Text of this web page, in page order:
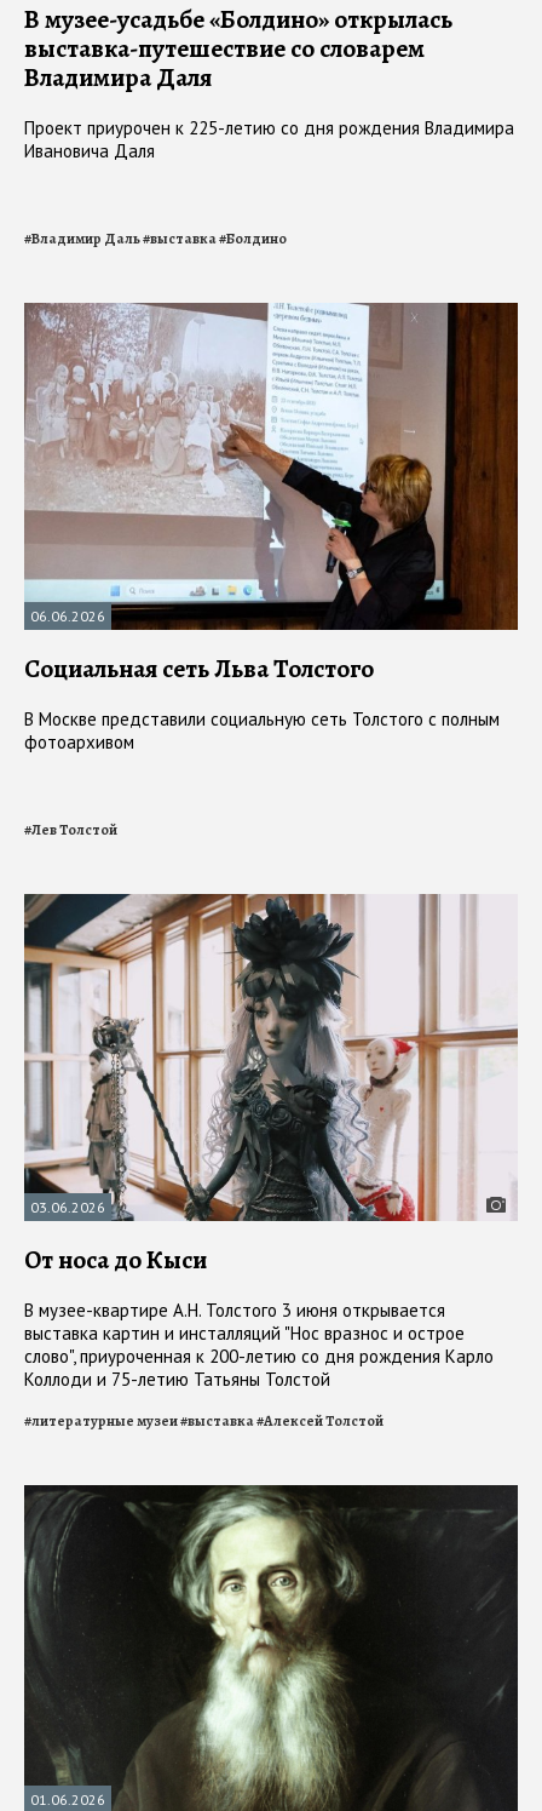
В музее-усадьбе «Болдино» открылась
выставка-путешествие со словарем
Владимира Даля
Проект приурочен к 225-летию со дня рождения Владимира
Ивановича Даля
#Владимир Даль#выставка#Болдино
06.06.2026
Социальная сеть Льва Толстого
В Москве представили социальную сеть Толстого с полным
фотоархивом
#Лев Толстой
03.06.2026
От носа до Кыси
В музее-квартире А.Н. Толстого 3 июня открывается
выставка картин и инсталляций "Нос вразнос и острое
слово", приуроченная к 200-летию со дня рождения Карло
Коллоди и 75-летию Татьяны Толстой
#литературные музеи#выставка#Алексей Толстой
01.06.2026